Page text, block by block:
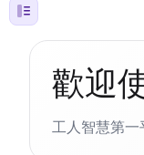
歡迎
工人智慧第一